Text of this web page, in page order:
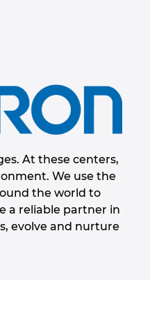
At these centers,
We use the
the world to
a reliable partner in
evolve and nurture